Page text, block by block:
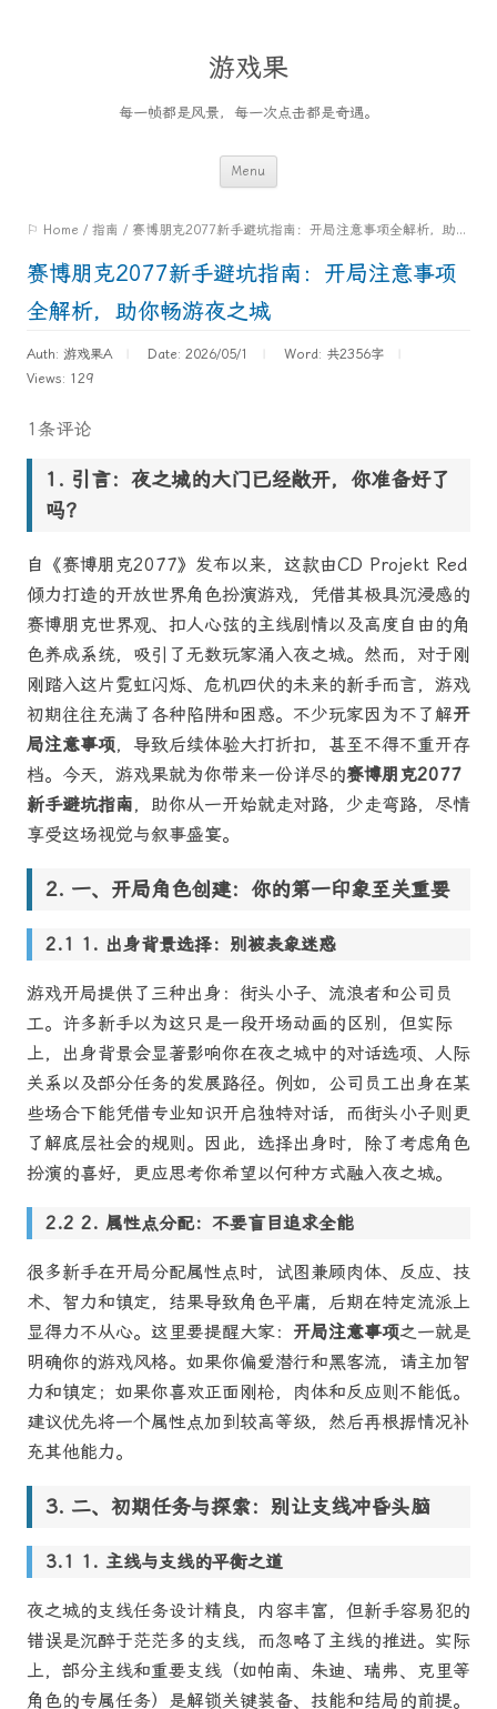
游戏果
每一帧都是风景，每一次点击都是奇遇。
Menu
content
⚐ Home / 指南 / 赛博朋克2077新手避坑指南：开局注意事项全解析，助你畅游夜之城
赛博朋克2077新手避坑指南：开局注意事项
全解析，助你畅游夜之城
Auth: 游戏果A Date: 2026/05/1 Word: 共2356字
Views: 129
1条评论
引言：夜之城的大门已经敞开，你准备好了
吗？
自《赛博朋克2077》发布以来，这款由CD Projekt Red
倾力打造的开放世界角色扮演游戏，凭借其极具沉浸感的
赛博朋克世界观、扣人心弦的主线剧情以及高度自由的角
色养成系统，吸引了无数玩家涌入夜之城。然而，对于刚
刚踏入这片霓虹闪烁、危机四伏的未来的新手而言，游戏
初期往往充满了各种陷阱和困惑。不少玩家因为不了解开
局注意事项，导致后续体验大打折扣，甚至不得不重开存
档。今天，游戏果就为你带来一份详尽的赛博朋克2077
新手避坑指南，助你从一开始就走对路，少走弯路，尽情
享受这场视觉与叙事盛宴。
一、开局角色创建：你的第一印象至关重要
1. 出身背景选择：别被表象迷惑
游戏开局提供了三种出身：街头小子、流浪者和公司员
工。许多新手以为这只是一段开场动画的区别，但实际
上，出身背景会显著影响你在夜之城中的对话选项、人际
关系以及部分任务的发展路径。例如，公司员工出身在某
些场合下能凭借专业知识开启独特对话，而街头小子则更
了解底层社会的规则。因此，选择出身时，除了考虑角色
扮演的喜好，更应思考你希望以何种方式融入夜之城。
2. 属性点分配：不要盲目追求全能
很多新手在开局分配属性点时，试图兼顾肉体、反应、技
术、智力和镇定，结果导致角色平庸，后期在特定流派上
显得力不从心。这里要提醒大家： 开局注意事项之一就是
明确你的游戏风格。如果你偏爱潜行和黑客流，请主加智
力和镇定；如果你喜欢正面刚枪，肉体和反应则不能低。
建议优先将一个属性点加到较高等级，然后再根据情况补
充其他能力。
二、初期任务与探索：别让支线冲昏头脑
1. 主线与支线的平衡之道
夜之城的支线任务设计精良，内容丰富，但新手容易犯的
错误是沉醉于茫茫多的支线，而忽略了主线的推进。实际
上，部分主线和重要支线（如帕南、朱迪、瑞弗、克里等
角色的专属任务）是解锁关键装备、技能和结局的前提。